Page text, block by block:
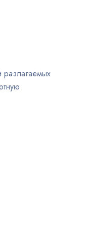
разлагаемых